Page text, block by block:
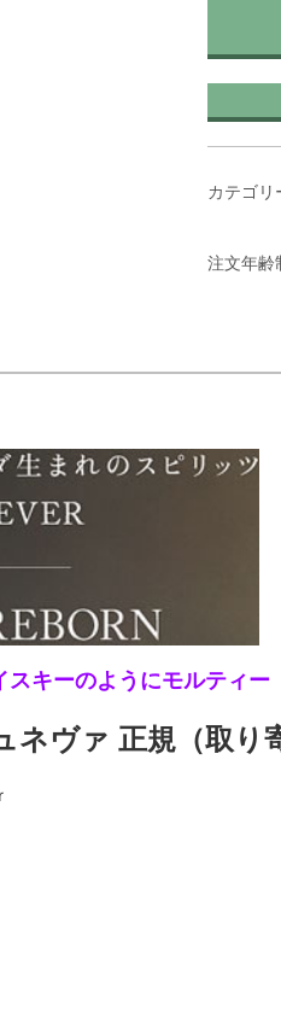
カテゴリ
注文年齢
スキーのようにモルティー
ヴァ 正規（取り